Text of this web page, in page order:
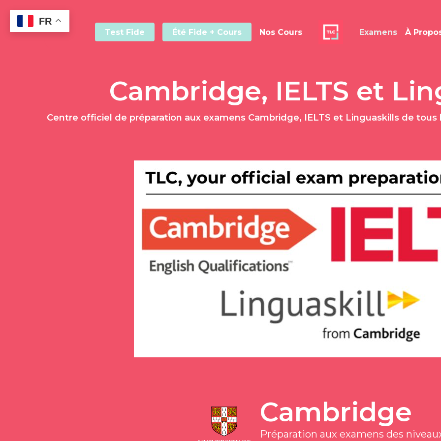
main
Test Fide Été Fide + Cours Nos Cours Examens À
Cambridge, IELTS et
Centre officiel de préparation aux examens Cambridge, IELTS et Linguaskills de tous
Cambridge
Préparation aux examens des
FR